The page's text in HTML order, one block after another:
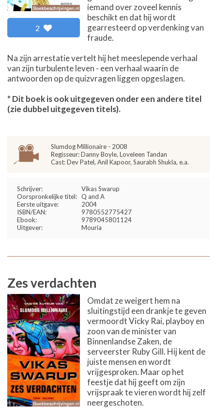
2
iemand over zoveel kennis
beschikt en dat hij wordt
gearresteerd op verdenking van
fraude.
Na zijn arrestatie vertelt hij het meeslepende verhaal
van zijn turbulente leven - een verhaal waarin de
antwoorden op de quizvragen liggen opgeslagen.
* Dit boek is ook uitgegeven onder een andere titel
(zie dubbel uitgegeven titels).
Slumdog Millionaire - 2008
Regisseur: Danny Boyle, Loveleen Tandan
Cast: Dev Patel, Anil Kapoor, Saurabh Shukla, e.a.
Schrijver:
Vikas Swarup
Oorspronkelijke titel: Q and A
Eerste uitgave:
2004
ISBN/EAN:
9780552775427
Ebook:
9789045801124
Uitgever:
Mouria
Zes verdachten
Omdat ze weigert hem na
sluitingstijd een drankje te geven
vermoordt Vicky Rai, playboy en
zoon van de minister van
Binnenlandse Zaken, de
serveerster Ruby Gill. Hij kent de
juiste mensen en wordt
vrijgesproken. Maar op het
feestje dat hij geeft om zijn
vrijspraak te vieren wordt hij zelf
neergeschoten.